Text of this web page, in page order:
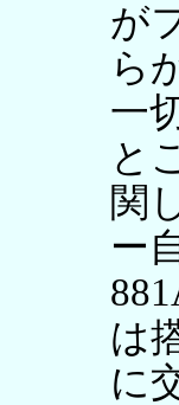
が
ら
一
と
関
ー
は
に